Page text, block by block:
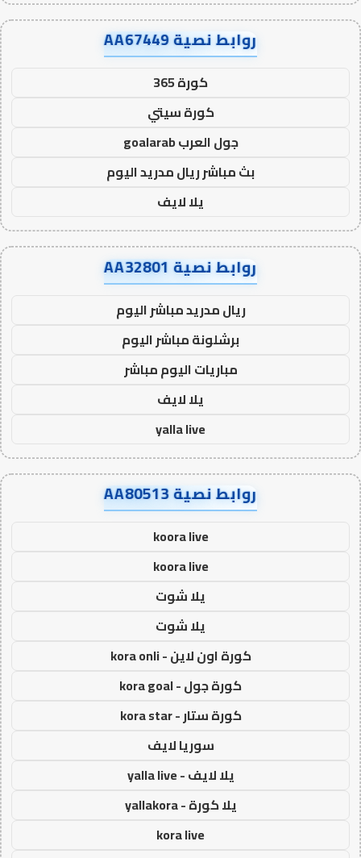
روابط نصية AA67449
كورة 365
كورة سيتي
جول العرب goalarab
بث مباشر ريال مدريد اليوم
يلا لايف
روابط نصية AA32801
ريال مدريد مباشر اليوم
برشلونة مباشر اليوم
مباريات اليوم مباشر
يلا لايف
yalla live
روابط نصية AA80513
koora live
koora live
يلا شوت
يلا شوت
كورة اون لاين - kora onli
كورة جول - kora goal
كورة ستار - kora star
سوريا لايف
يلا لايف - yalla live
يلا كورة - yallakora
kora live